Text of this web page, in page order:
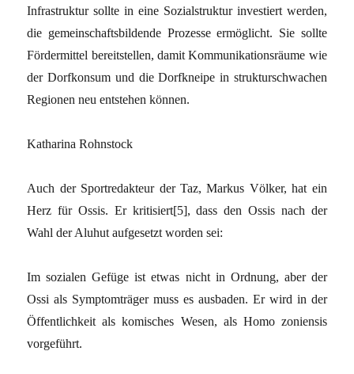
Infrastruktur sollte in eine Sozialstruktur investiert werden,
die gemeinschaftsbildende Prozesse ermöglicht. Sie sollte
Fördermittel bereitstellen, damit Kommunikationsräume wie
der Dorfkonsum und die Dorfkneipe in strukturschwachen
Regionen neu entstehen können.
Katharina Rohnstock
Auch der Sportredakteur der Taz, Markus Völker, hat ein
Herz für Ossis. Er kritisiert[5], dass den Ossis nach der
Wahl der Aluhut aufgesetzt worden sei:
Im sozialen Gefüge ist etwas nicht in Ordnung, aber der
Ossi als Symptomträger muss es ausbaden. Er wird in der
Öffentlichkeit als komisches Wesen, als Homo zoniensis
vorgeführt.